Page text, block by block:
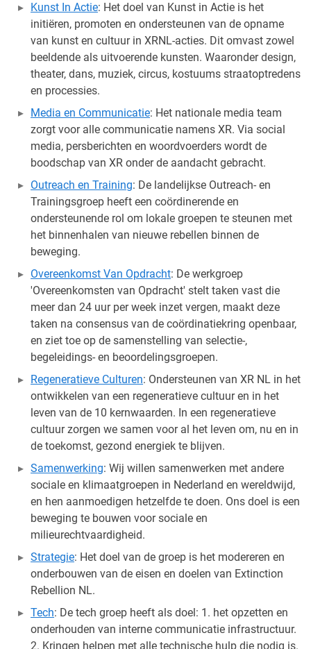
Kunst In Actie: Het doel van Kunst in Actie is het
initiëren, promoten en ondersteunen van de opname
van kunst en cultuur in XRNL-acties. Dit omvast zowel
beeldende als uitvoerende kunsten. Waaronder design,
theater, dans, muziek, circus, kostuums straatoptredens
en processies.
Media en Communicatie: Het nationale media team
zorgt voor alle communicatie namens XR. Via social
media, persberichten en woordvoerders wordt de
boodschap van XR onder de aandacht gebracht.
Outreach en Training: De landelijkse Outreach- en
Trainingsgroep heeft een coördinerende en
ondersteunende rol om lokale groepen te steunen met
het binnenhalen van nieuwe rebellen binnen de
beweging.
Overeenkomst Van Opdracht: De werkgroep
'Overeenkomsten van Opdracht' stelt taken vast die
meer dan 24 uur per week inzet vergen, maakt deze
taken na consensus van de coördinatiekring openbaar,
en ziet toe op de samenstelling van selectie-,
begeleidings- en beoordelingsgroepen.
Regeneratieve Culturen: Ondersteunen van XR NL in het
ontwikkelen van een regeneratieve cultuur en in het
leven van de 10 kernwaarden. In een regeneratieve
cultuur zorgen we samen voor al het leven om, nu en in
de toekomst, gezond energiek te blijven.
Samenwerking: Wij willen samenwerken met andere
sociale en klimaatgroepen in Nederland en wereldwijd,
en hen aanmoedigen hetzelfde te doen. Ons doel is een
beweging te bouwen voor sociale en
milieurechtvaardigheid.
Strategie: Het doel van de groep is het modereren en
onderbouwen van de eisen en doelen van Extinction
Rebellion NL.
Tech: De tech groep heeft als doel: 1. het opzetten en
onderhouden van interne communicatie infrastructuur.
2. Kringen helpen met alle technische hulp die nodig is.